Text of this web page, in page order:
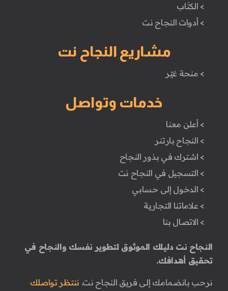
> الكتَاب
> أدوات النجاح نت
مشاريع النجاح نت
> منحة غيّر
خدمات وتواصل
> أعلن معنا
> النجاح بارتنر
> اشترك في بذور النجاح
> التسجيل في النجاح نت
> الدخول إلى حسابي
> علاماتنا التجارية
> الاتصال بنا
النجاح نت دليلك الموثوق لتطوير نفسك والنجاح في
تحقيق أهدافك.
نرحب بانضمامك إلى فريق النجاح نت. ننتظر تواصلك